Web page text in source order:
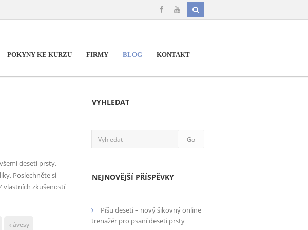
POKYNY KE KURZU FIRMY BLOG KONTAKT
deseti prsty.
Poslechněte si
vlastních zkušeností
klávesy
VYHLEDAT
NEJNOVĚJŠÍ PŘÍSPĚVKY
Píšu deseti – nový šikovný online
trenažér pro psaní deseti prsty